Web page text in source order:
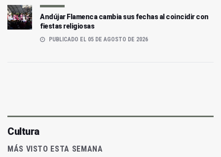
Andújar Flamenca cambia sus fechas al coincidir con
fiestas religiosas
PUBLICADO EL 05 DE AGOSTO DE 2026
Cultura
MÁS VISTO ESTA SEMANA